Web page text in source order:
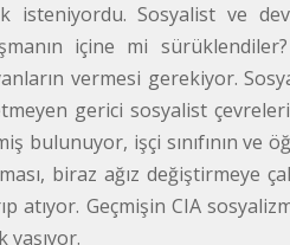
isteniyordu. Sosyalist ve
içine mi
vermesi gerekiyor.
gerici sosyalist
bulunuyor, işçi sınıfının ve
biraz ağız değiştirmeye
atıyor. Geçmişin CIA
yaşıyor.